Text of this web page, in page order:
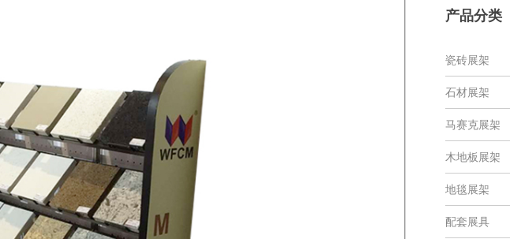
产品分类
瓷砖展架
石材展架
马赛克展架
木地板展架
地毯展架
配套展具